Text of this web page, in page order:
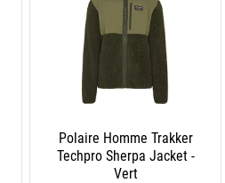
Polaire Homme Trakker
Techpro Sherpa Jacket -
Vert